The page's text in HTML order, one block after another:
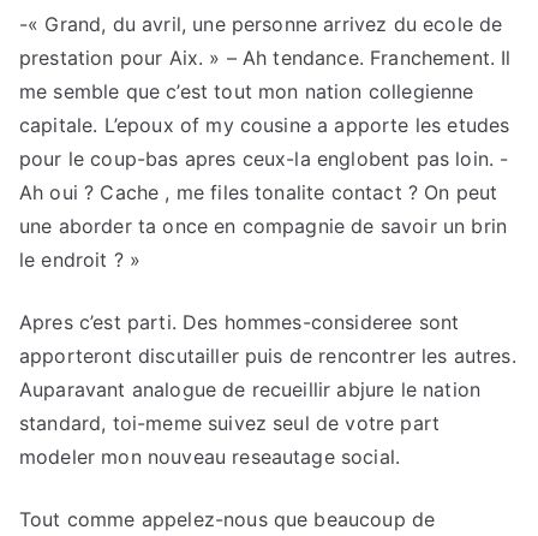
-« Grand, du avril, une personne arrivez du ecole de
prestation pour Aix. » – Ah tendance. Franchement. Il
me semble que c’est tout mon nation collegienne
capitale. L’epoux of my cousine a apporte les etudes
pour le coup-bas apres ceux-la englobent pas loin. -
Ah oui ? Cache , me files tonalite contact ? On peut
une aborder ta once en compagnie de savoir un brin
le endroit ? »
Apres c’est parti. Des hommes-consideree sont
apporteront discutailler puis de rencontrer les autres.
Auparavant analogue de recueillir abjure le nation
standard, toi-meme suivez seul de votre part
modeler mon nouveau reseautage social.
Tout comme appelez-nous que beaucoup de